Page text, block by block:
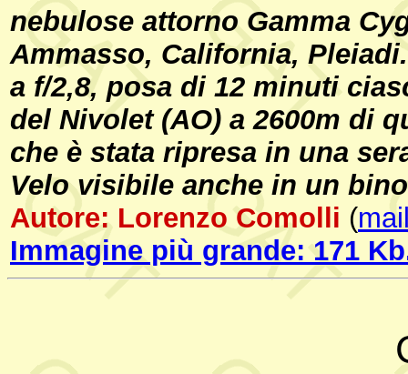
nebulose attorno Gamma
Ammasso, California,
a f/2,8, posa di 12 minuti
del Nivolet (AO) a 2600m di
che è stata ripresa in una
Velo visibile anche in un
Autore: Lorenzo Comolli (
Immagine più grande: 171